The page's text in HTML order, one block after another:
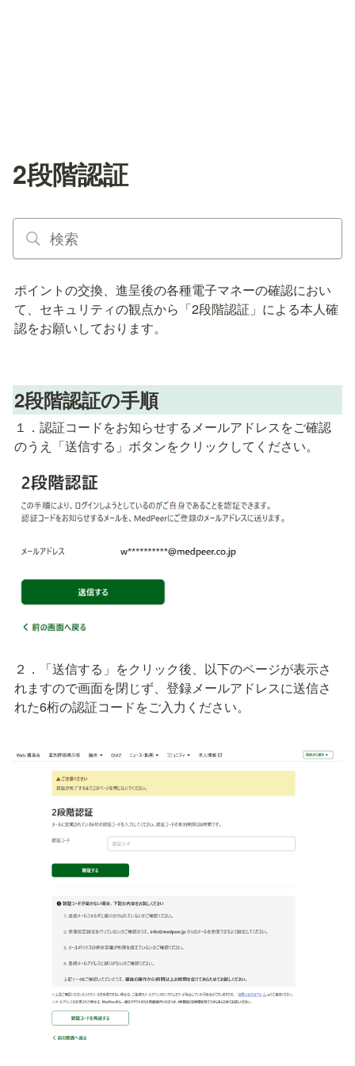
2段階認証
ポイントの交換、進呈後の各種電子マネーの確認におい
て、セキュリティの観点から「2段階認証」による本人確
認をお願いしております。
2段階認証の手順
１．認証コードをお知らせするメールアドレスをご確認
のうえ「送信する」ボタンをクリックしてください。
２．「送信する」をクリック後、以下のページが表示さ
れますので画面を閉じず、登録メールアドレスに送信さ
れた6桁の認証コードをご入力ください。